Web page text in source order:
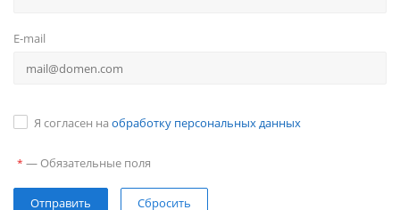
E-mail
Я согласен на обработку персональных данных
* — Обязательные поля
Сбросить